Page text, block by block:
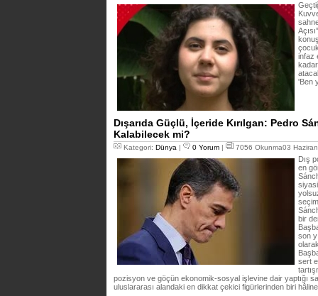
infaz
'Ben
Dışarıda Güçlü, İçeride Kırılgan: Pedro
Kalabilecek mi?
Kategori: Dünya | 0 Yorum | 7056 Okunma03
Dış
en
bir
son
sert
pozisyon ve göçün ekonomik-sosyal işlevine dair yaptığı
uluslararası alandaki en dikkat çekici figürlerinden biri